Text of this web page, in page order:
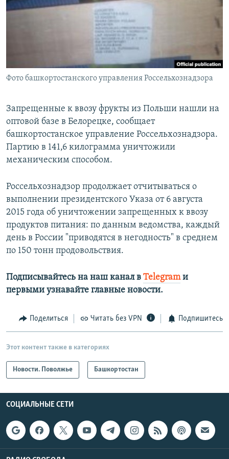
РАСПИСАНИЕ ВЕЩАНИЯ
ПОДПИШИТЕСЬ НА РАССЫЛКУ
Все сайты РСЕ/РС
Фото башкортостанского управления Россельхознадзора
Запрещенные к ввозу фрукты из Польши нашли на
оптовой базе в Белорецке, сообщает
башкортостанское управление Россельхознадзора.
Партию в 141,6 килограмма уничтожили
механическим способом.
Россельхознадзор продолжает отчитываться о
выполнении президентского Указа от 6 августа
2015 года об уничтожении запрещенных к ввозу
продуктов питания: по данным ведомства, каждый
день в России "приводятся в негодность" в среднем
по 150 тонн продовольствия. ​
Подписывайтесь на наш канал в Telegramи
первыми узнавайте главные новости.​
Поделиться Читать без VPN Подпишитесь
Этот контент также в категориях
Новости. Поволжье Башкортостан
СОЦИАЛЬНЫЕ СЕТИ